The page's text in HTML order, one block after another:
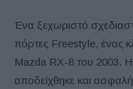
Ένα ξεχωριστό
πόρτες Freestyle, ένας
Mazda RX-8 του 2003.
αποδείχθηκε και